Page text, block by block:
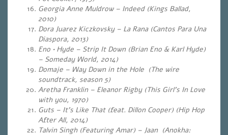
Georgia Anne Muldrow – Indeed (Kings Ballad,
2010)
Dora Juarez Kiczkovsky – La Rana (Cantos Para Una
Diaspora, 2013)
Eno • Hyde – Strip It Down (Brian Eno & Karl Hyde)
– Someday World, 2014)
Domaje – Way Down in the Hole (The wire
soundtrack, season 5)
Aretha Franklin – Eleanor Rigby (This Girl’s In Love
with you, 1970)
Guts – It’s Like That (feat. Dillon Cooper) (Hip Hop
After All, 2014)
Talvin Singh (Featuring Amar) – Jaan (Anokha: